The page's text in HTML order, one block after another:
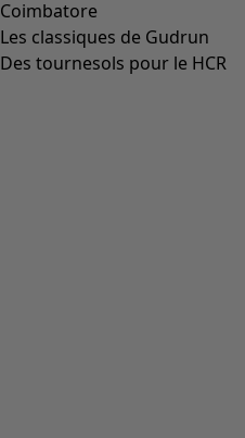
Coimbatore
Les classiques de Gudrun
Des tournesols pour le HCR